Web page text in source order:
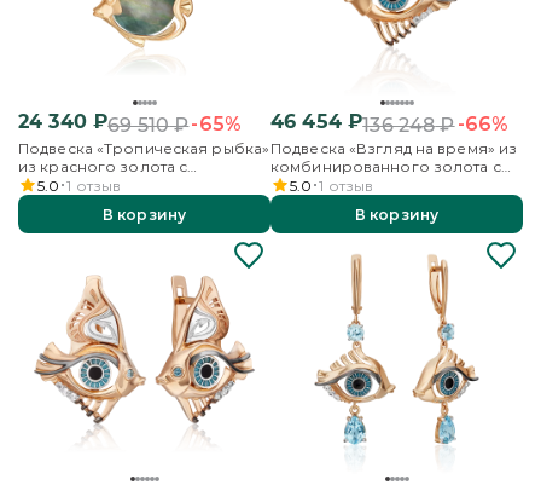
24 340₽69 510₽-65%
Подвеска «Тропическая рыбка»
из красного золота с
перламутром
5.0 1 отзыв
В корзину
46 454₽136 248₽-66%
Подвеска «Взгляд на время» из
комбинированного золота с
топазом, бесцветными
топазами и эмалью
5.0 1 отзыв
В корзину